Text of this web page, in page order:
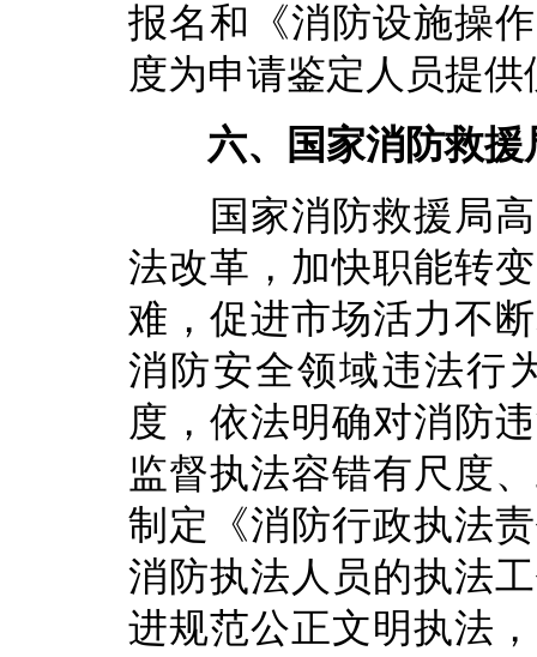
报名和《消防设施操
度为申请鉴定人员提供
六、国家消防救
国家消防救援局高
法改革，加快职能转
难，促进市场活力不
消防安全领域违法行
度，依法明确对消防
监督执法容错有尺度
制定《消防行政执法
消防执法人员的执法
进规范公正文明执法